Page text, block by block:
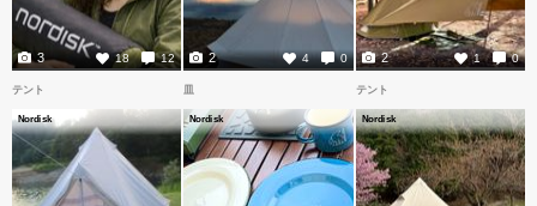
18 12
3 4 0
2 1 0
2
テント
Nordisk
皿
Nordisk
テント
Nordisk